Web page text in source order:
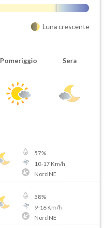
Luna crescente
Pomeriggio Sera
57%
10-17Km/h
Nord NE
58%
9-16Km/h
Nord NE